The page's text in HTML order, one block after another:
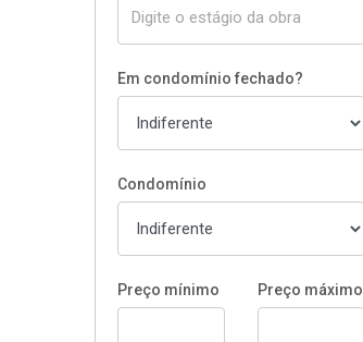
Em condomínio fechado?
Condomínio
Preço mínimo Preço máximo